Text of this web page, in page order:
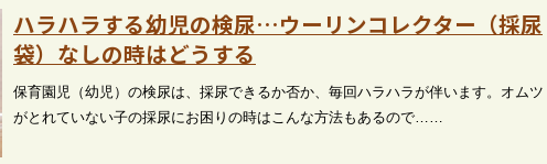
ハラハラする幼児の検尿…ウーリンコレクター（採尿
袋）なしの時はどうする
保育園児（幼児）の検尿は、採尿できるか否か、毎回ハラハラが伴います。オムツ
がとれていない子の採尿にお困りの時はこんな方法もあるので……